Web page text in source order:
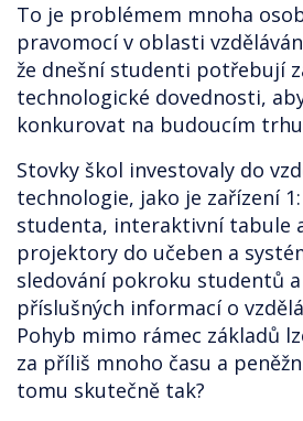
To je problémem mnoha
pravomocí v oblasti
že dnešní studenti potřebují
technologické dovednosti,
konkurovat na budoucím
Stovky škol investovaly do
technologie, jako je zařízení
studenta, interaktivní tabule
projektory do učeben a
sledování pokroku studentů
příslušných informací o
Pohyb mimo rámec základů
za příliš mnoho času a
tomu skutečně tak?